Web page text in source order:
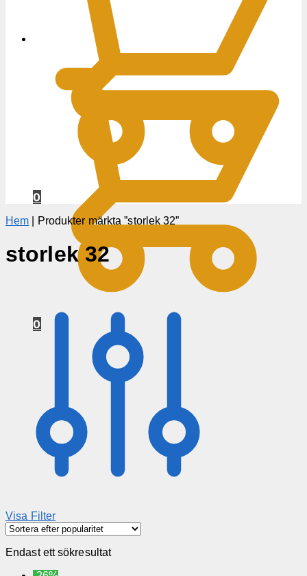
0
0
Hem Produkter märkta ”storlek 32”
storlek 32
Visa Filter
Endast ett sökresultat